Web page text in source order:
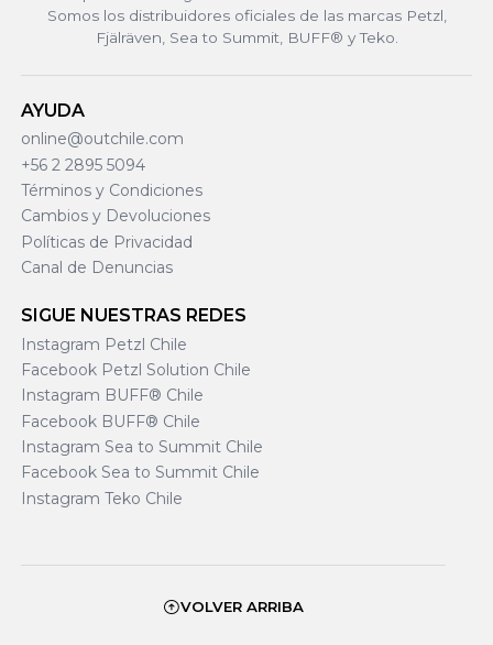
Somos los distribuidores oficiales de las marcas Petzl,
Fjälräven, Sea to Summit, BUFF® y Teko.
AYUDA
online@outchile.com
+56 2 2895 5094
Términos y Condiciones
Cambios y Devoluciones
Políticas de Privacidad
Canal de Denuncias
SIGUE NUESTRAS REDES
Instagram Petzl Chile
Facebook Petzl Solution Chile
Instagram BUFF® Chile
Facebook BUFF® Chile
Instagram Sea to Summit Chile
Facebook Sea to Summit Chile
Instagram Teko Chile
VOLVER ARRIBA